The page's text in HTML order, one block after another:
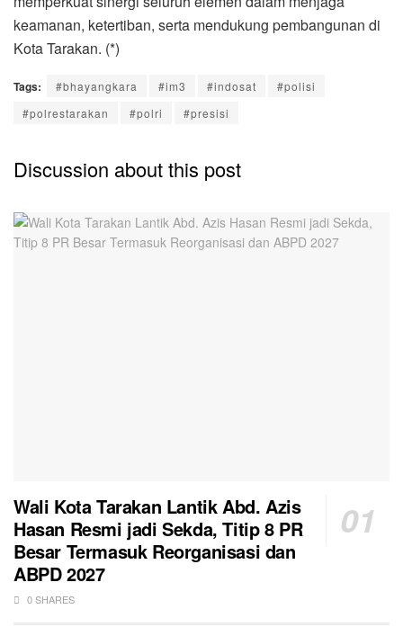
keamanan, ketertiban, serta mendukung pembangunan di
Kota Tarakan. (*)
Tags: #bhayangkara #im3 #indosat
#polisi
#polrestarakan
#polri #presisi
Discussion about this post
Wali Kota Tarakan Lantik Abd. Azis
Hasan Resmi jadi Sekda, Titip 8 PR
Besar Termasuk Reorganisasi dan
ABPD 2027
0 SHARES